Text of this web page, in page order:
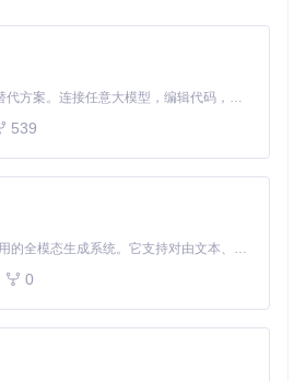
Claude Code 的开源替代方案。连接任意大模型，编辑代码，运行命令，自动验证 — 全自动执行。用 Rust 构建，极致性能。 ｜ An open-source alternative to Claude Code. Connect any LLM, edit code, run commands, and verify changes — autonomously. Built in Rust for speed. Get Started
539
MiniMax H3 是一个通用的全模态生成系统。它支持对由文本、图像、视频和音频组成的多模态上下文进行统一理解，并能生成分辨率高达 2K、时长可达 15 秒的带原生立体声音频的视频。得益于面向任务泛化的系统设计，H3 在预训练阶段就已具备广泛的多模态上下文理解与生成能力，能够出色地执行复杂的多模态指令。
0